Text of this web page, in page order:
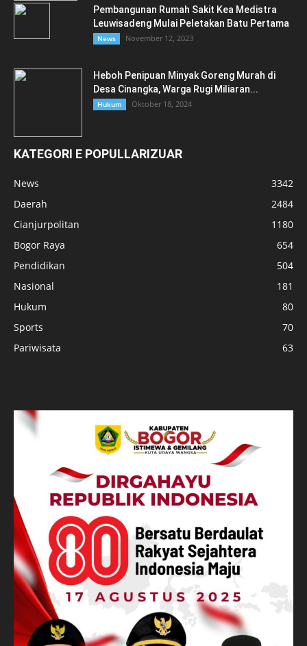
Pembangunan Rumah Sakit Kea Medistra
Leuwisadeng Mulai Peletakan Batu Pertama
News November 12, 2023
Heboh Penipuan Minyak Goreng Murah di
Desa Cinangka, Warga Rugi Miliaran...
Hukum Oktober 18, 2024
KATEGORI E POPULLARIZUAR
News
3342
Daerah
2484
Cianjurpolitan
1180
Bogor Raya
654
Pendidikan
504
Nasional
181
Hukum
80
Sports
70
Pariwisata
63